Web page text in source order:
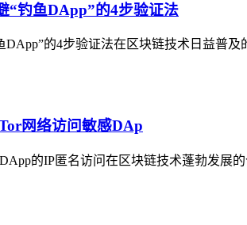
“钓鱼DApp”的4步验证法
的4步验证法在区块链技术日益普
网络访问敏感DAp
的IP匿名访问在区块链技术蓬勃发